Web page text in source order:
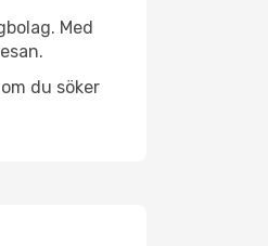
Med
du söker